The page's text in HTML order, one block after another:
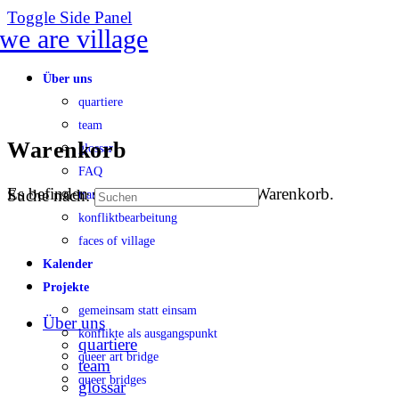
Toggle Side Panel
Über uns
quartiere
team
glossar
FAQ
transparenz
konfliktbearbeitung
faces of village
Kalender
Projekte
gemeinsam statt einsam
konflikte als ausgangspunkt
queer art bridge
queer bridges
Warenkorb
Es befinden sich keine Produkte im Warenkorb.
Suche nach:
Über uns
quartiere
team
glossar